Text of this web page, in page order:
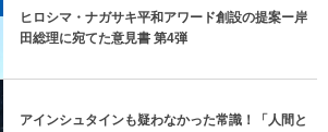
ヒロシマ・ナガサキ平和アワード創設の提案ー岸
田総理に宛てた意見書 第4弾
アインシュタインも疑わなかった常識！「人間と